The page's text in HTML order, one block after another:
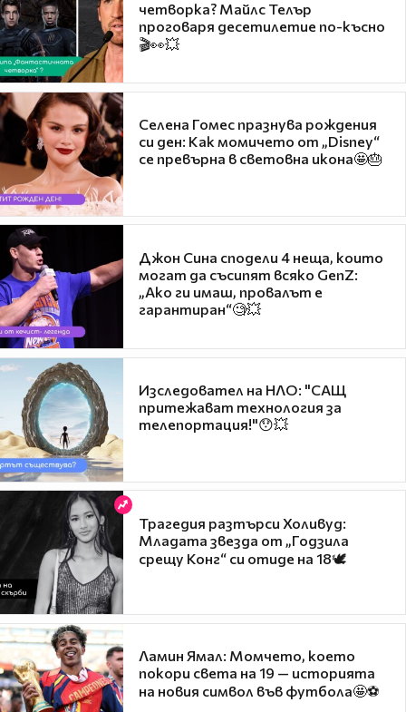
четворка? Майлс Телър
проговаря десетилетие по-късно
🎬👀💥
Селена Гомес празнува рождения
си ден: Как момичето от „Disney“
се превърна в световна икона🤩🎂
Джон Сина сподели 4 неща, които
могат да съсипят всяко GenZ:
„Ако ги имаш, провалът е
гарантиран“🧐💥
Изследовател на НЛО: "САЩ
притежават технология за
телепортация!"😯💥
Трагедия разтърси Холивуд:
Младата звезда от „Годзила
срещу Конг“ си отиде на 18🕊️
Ламин Ямал: Момчето, което
покори света на 19 — историята
на новия символ във футбола🤩⚽